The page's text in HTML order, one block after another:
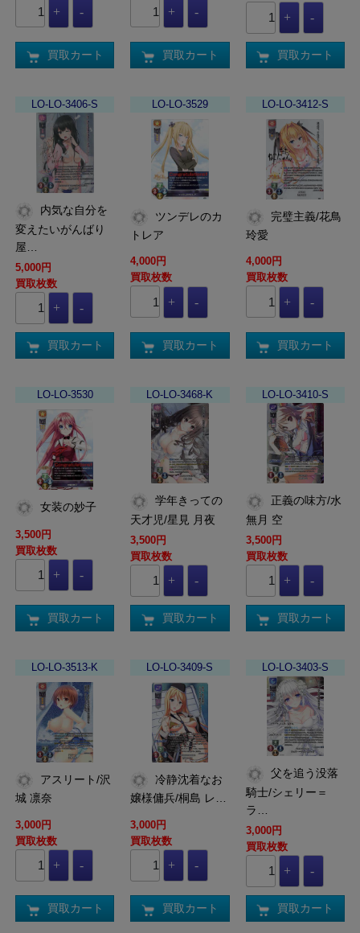
買取カート 買取カート 買取カート
LO-LO-3406-S
変えたいがんばり
屋…
5,000円
買取枚数
買取カート
LO-LO-3529
トレア
4,000円
買取枚数
買取カート
LO-LO-3412-S
玲愛
4,000円
買取枚数
買取カート
LO-LO-3530
女装の妙子
3,500円
買取枚数
買取カート
LO-LO-3468-K
学年きっての
天才児/星見 月夜
3,500円
買取枚数
買取カート
LO-LO-3410-S
無月 空
3,500円
買取枚数
買取カート
LO-LO-3513-K
城 凛奈
3,000円
買取枚数
買取カート
LO-LO-3409-S
冷静沈着なお
嬢様傭兵/桐島 レ…
3,000円
買取枚数
買取カート
LO-LO-3403-S
騎士/シェリー＝
ラ…
3,000円
買取枚数
買取カート